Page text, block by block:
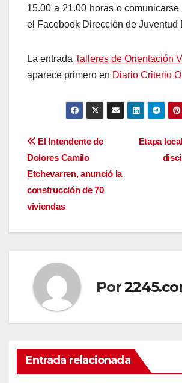
15.00 a 21.00 horas o
el Facebook Dirección de Juventud
La entrada Talleres de Orientación
aparece primero en Diario Criterio
Navegación
de
entradas
Etapa
El Intendente de
Dolores Camilo
Etchevarren, anunció la
construcción de 70
viviendas
Por
Entrada relacionada